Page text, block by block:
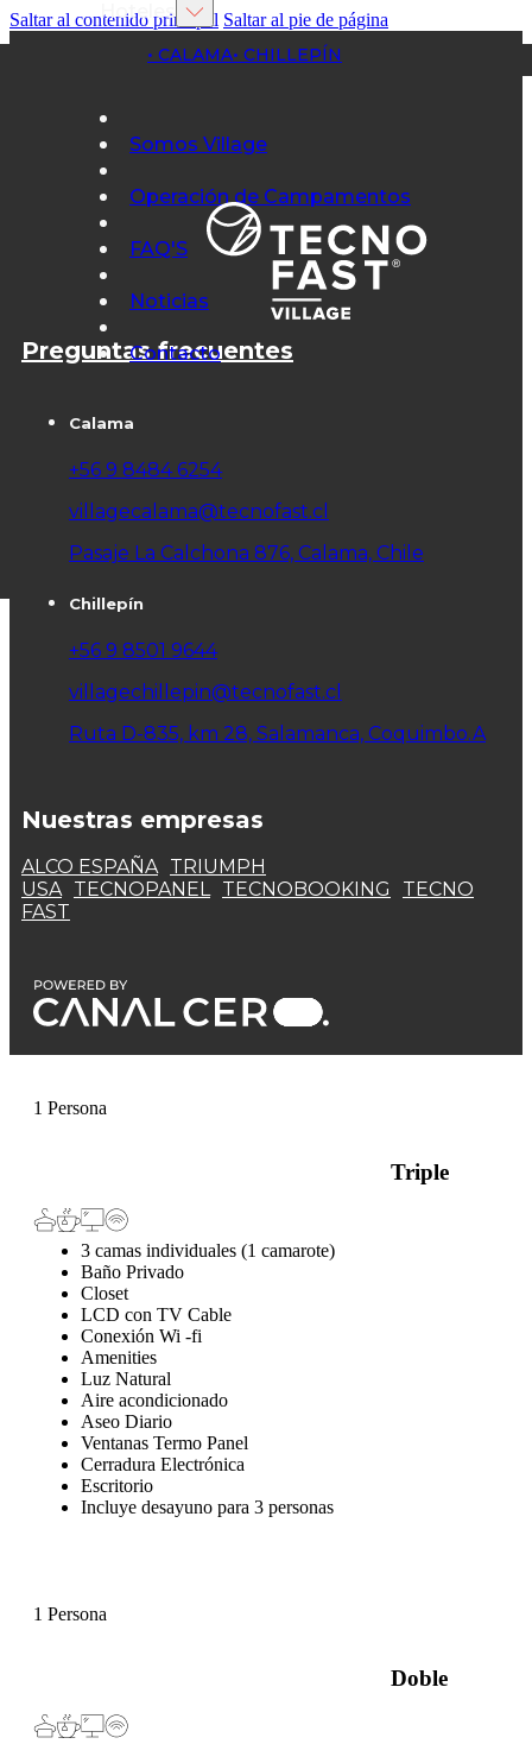
Saltar al contenido principal Saltar al pie de página
Hoteles
• CALAMA• CHILLEPÍN
Somos Village
Operación de Campamentos
FAQ'S
Noticias
Contacto
Preguntas frecuentes
Calama
+56 9 8484 6254
villagecalama@tecnofast.cl
Pasaje La Calchona 876, Calama, Chile
Chillepín
+56 9 8501 9644
villagechillepin@tecnofast.cl
Ruta D-835, km 28, Salamanca, Coquimbo.A
Nuestras empresas
ALCO ESPAÑA TRIUMPH
USA TECNOPANEL TECNOBOOKING
TECNO
FAST
1 Persona
Triple
3 camas individuales (1 camarote)
Baño Privado
Closet
LCD con TV Cable
Conexión Wi -fi
Amenities
Luz Natural
Aire acondicionado
Aseo Diario
Ventanas Termo Panel
Cerradura Electrónica
Escritorio
Incluye desayuno para 3 personas
1 Persona
Doble